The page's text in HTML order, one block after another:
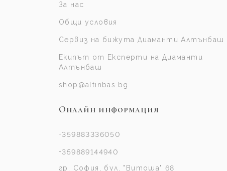
За нас
Общи условия
Сервиз на бижута Диаманти Алтънбаш
Екипът от Експерти на Диаманти
Алтънбаш
shop@altinbas.bg
Онлайн информация
+359883336050
+359889144940
гр. София, бул. "Витоша" 68